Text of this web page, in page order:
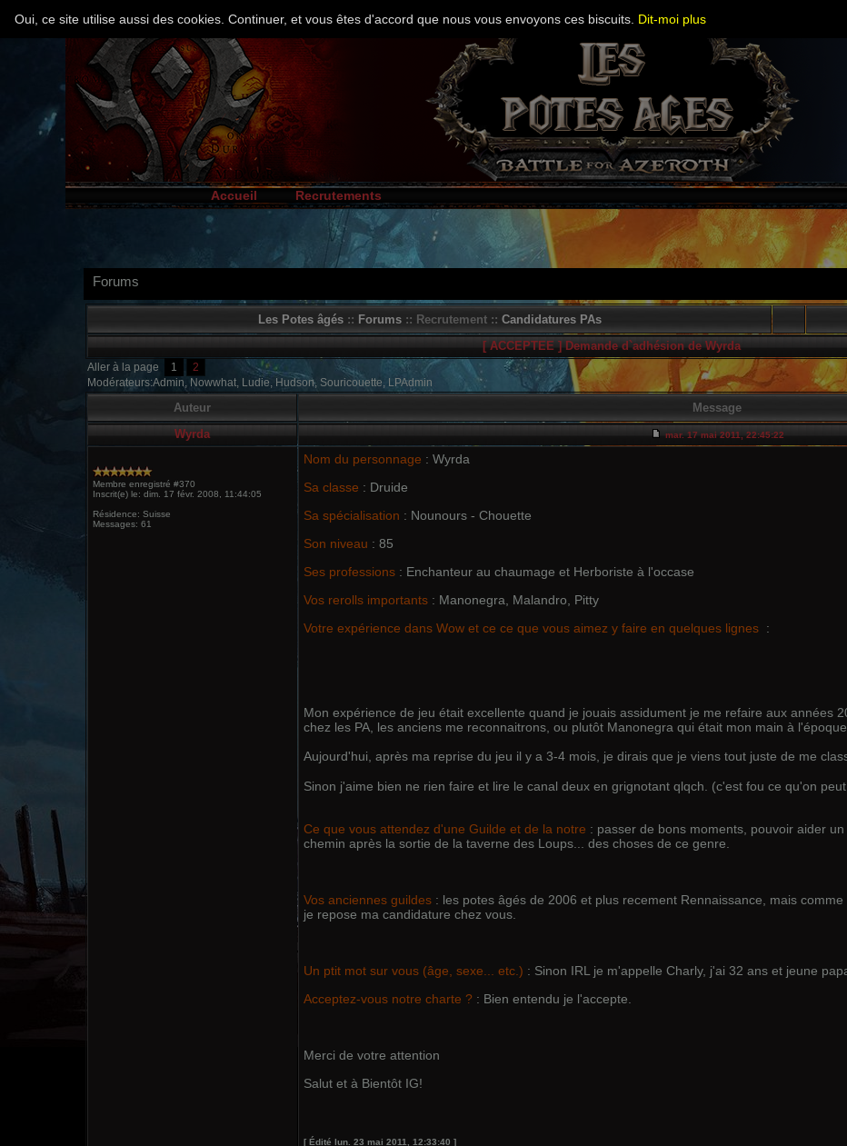
Accueil Recrutements
Forums
Les Potes âgés:: Forums:: Recrutement :: Candidatures PAs
[ ACCEPTEE ] Demande d`adhésion de Wyrda
Aller à la page 1
2
Modérateurs:Admin, Nowwhat, Ludie, Hudson, Souricouette, LPAdmin
Auteur
Message
Wyrda
mar. 17 mai 2011, 22:45:22
Membre enregistré #370
Inscrit(e) le: dim. 17 févr. 2008, 11:44:05
Résidence: Suisse
Messages: 61
Nom du personnage : Wyrda
Sa classe : Druide
Sa spécialisation : Nounours - Chouette
Son niveau : 85
Ses professions : Enchanteur au chaumage et Herboriste à l'occase
Vos rerolls importants : Manonegra, Malandro, Pitty
Votre expérience dans Wow et ce ce que vous aimez y faire en quelques lignes :
Mon expérience de jeu était excellente quand je jouais assidument je me refaire aux années
chez les PA, les anciens me reconnaitrons, ou plutôt Manonegra qui était mon main à l'époque.
Aujourd'hui, après ma reprise du jeu il y a 3-4 mois, je dirais que je viens tout juste de me
Sinon j'aime bien ne rien faire et lire le canal deux en grignotant qlqch. (c'est fou ce qu'on
Ce que vous attendez d'une Guilde et de la notre : passer de bons moments, pouvoir aider
chemin après la sortie de la taverne des Loups... des choses de ce genre.
Vos anciennes guildes : les potes âgés de 2006 et plus recement Rennaissance, mais
je repose ma candidature chez vous.
Un ptit mot sur vous (âge, sexe... etc.) : Sinon IRL je m'appelle Charly, j'ai 32 ans et jeune
Acceptez-vous notre charte ? : Bien entendu je l'accepte.
Merci de votre attention
Salut et à Bientôt IG!
[ Édité lun. 23 mai 2011, 12:33:40 ]
Oui, ce site utilise aussi des cookies. Continuer, et vous êtes d'accord que nous vous envoyons ces biscuits. Dit-moi plus